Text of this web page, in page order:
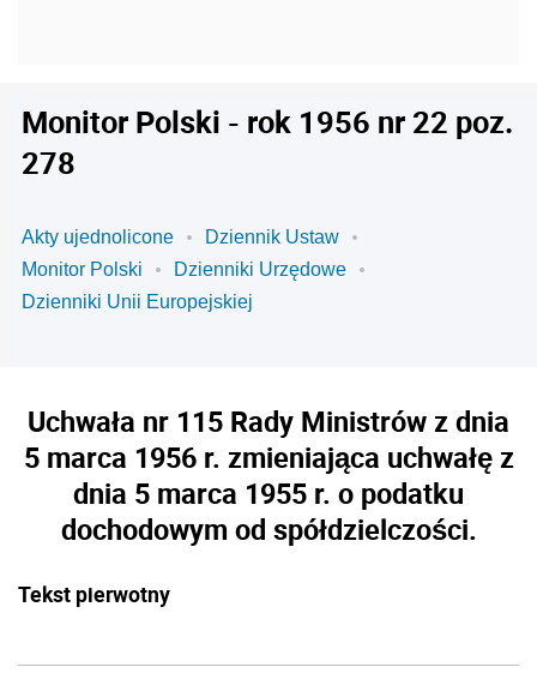
Monitor Polski - rok 1956 nr 22 poz.
278
Akty ujednolicone
Dziennik Ustaw
Monitor Polski
Dzienniki Urzędowe
Dzienniki Unii Europejskiej
Uchwała nr 115 Rady Ministrów z dnia
5 marca 1956 r. zmieniająca uchwałę z
dnia 5 marca 1955 r. o podatku
dochodowym od spółdzielczości.
Tekst pierwotny